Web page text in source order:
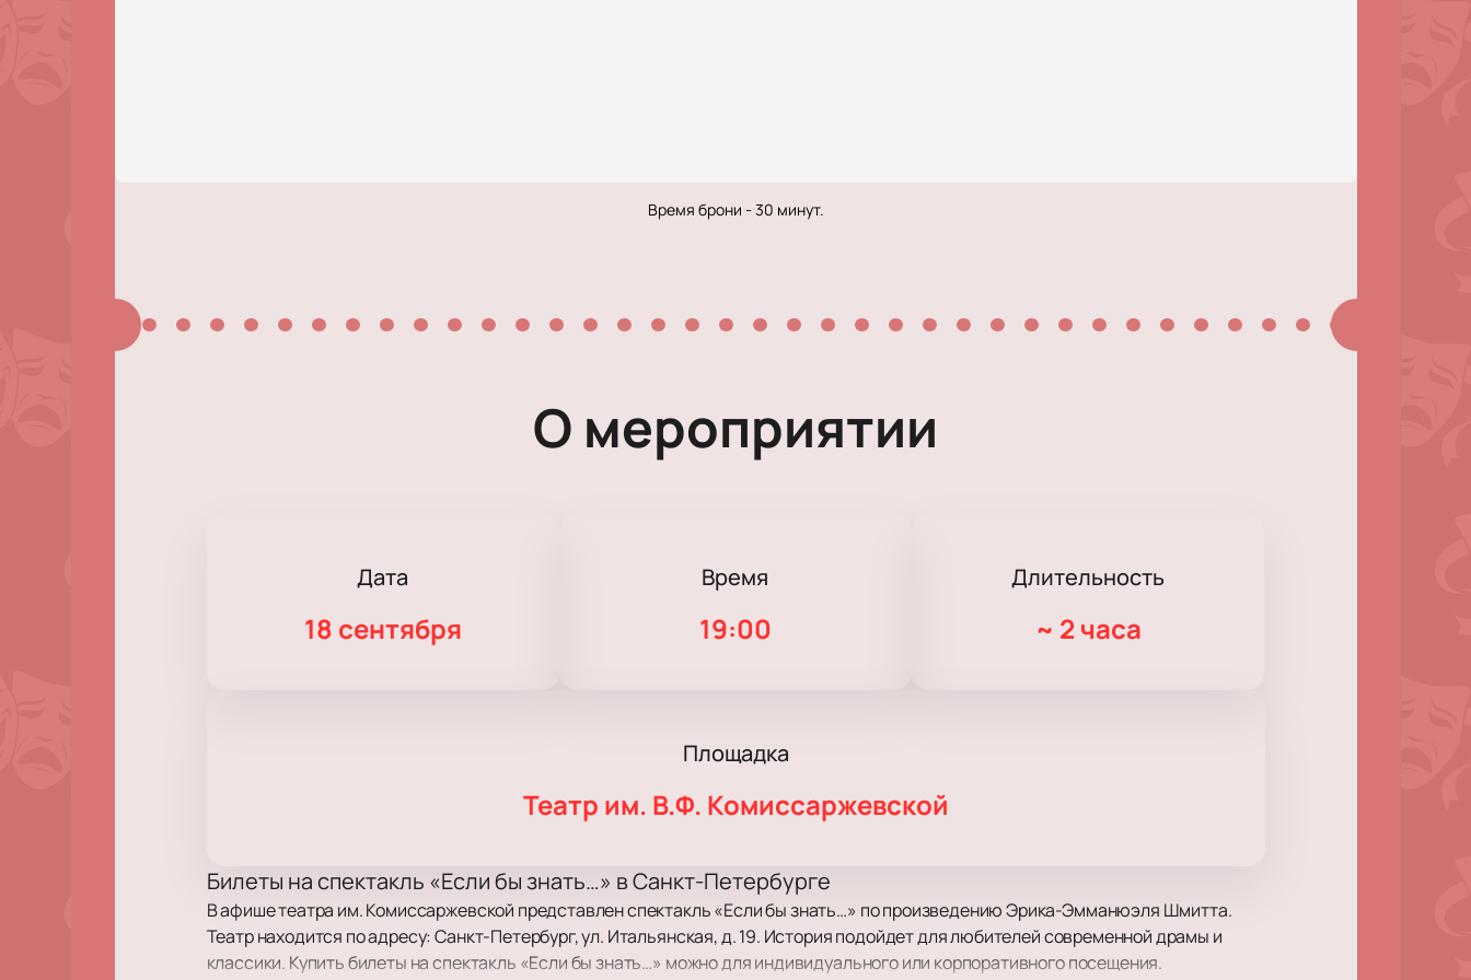
Время брони - 30 минут.
О мероприятии
Дата
18 сентября
Время
19:00
Длительность
~ 2 часа
Площадка
Театр им. В.Ф. Комиссаржевской
Билеты на спектакль «Если бы знать…» в Санкт-Петербурге
В афише театра им. Комиссаржевской представлен спектакль «Если бы знать…» по произведению Эрика-Эмманюэля Шмитта.
Театр находится по адресу: Санкт-Петербург, ул. Итальянская, д. 19. История подойдет для любителей современной драмы и
классики. Купить билеты на спектакль «Если бы знать…» можно для индивидуального или корпоративного посещения.